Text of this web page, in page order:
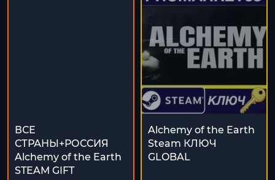
ВСЕ
СТРАНЫ+РОССИЯ
Alchemy of the Earth
STEAM GIFT
Alchemy of the Earth
Steam КЛЮЧ
GLOBAL